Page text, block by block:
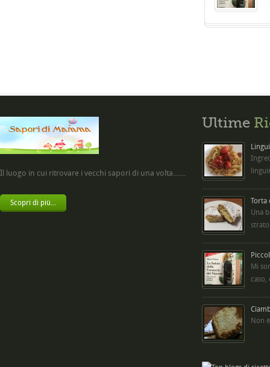
Il luogo in cui ritrovare i vecchi sapori di una volta.......
Scopri di più...
Ultime
Torta
Una
Mi
caso,
Non